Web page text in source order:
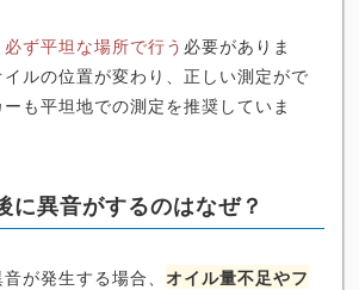
必ず平坦な場所で行う 必要がありま
ルの位置が変わり、正しい測定がで
も平坦地での測定を推奨していま
に異音がするのはなぜ？
が発生する場合、 オイル量不足やフ